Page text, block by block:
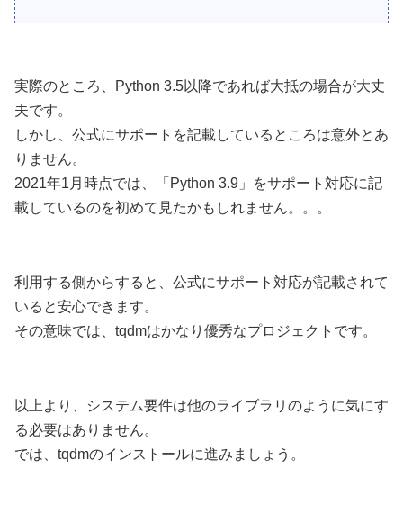
実際のところ、Python 3.5以降であれば大抵の場合が大丈
夫です。
しかし、公式にサポートを記載しているところは意外とあ
りません。
2021年1月時点では、「Python 3.9」をサポート対応に記
載しているのを初めて見たかもしれません。。。
利用する側からすると、公式にサポート対応が記載されて
いると安心できます。
その意味では、tqdmはかなり優秀なプロジェクトです。
以上より、システム要件は他のライブラリのように気にす
る必要はありません。
では、tqdmのインストールに進みましょう。